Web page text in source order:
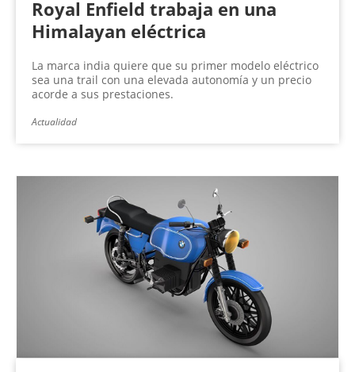
Royal Enfield trabaja en una
Himalayan eléctrica
La marca india quiere que su primer modelo eléctrico
sea una trail con una elevada autonomía y un precio
acorde a sus prestaciones.
Actualidad